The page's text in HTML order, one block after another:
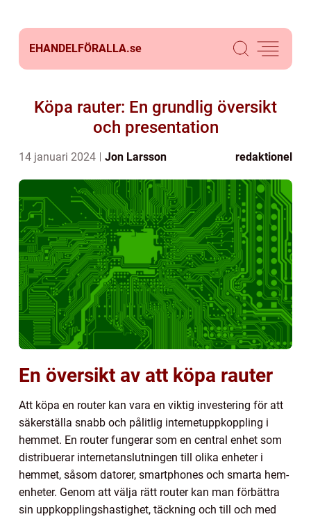
EHANDELFÖRALLA.se
Köpa rauter: En grundlig översikt
och presentation
14 januari 2024 Jon Larsson redaktionel
En översikt av att köpa rauter
Att köpa en router kan vara en viktig investering för att
säkerställa snabb och pålitlig internetuppkoppling i
hemmet. En router fungerar som en central enhet som
distribuerar internetanslutningen till olika enheter i
hemmet, såsom datorer, smartphones och smarta hem-
enheter. Genom att välja rätt router kan man förbättra
sin uppkopplingshastighet, täckning och till och med